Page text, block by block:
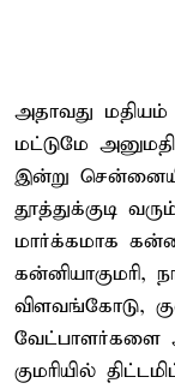
அதாவது
மட்டுமே
இன்று
தூத்துக்குடி
மார்க்கமாக
கன்னியாகுமரி,
விளவங்கோடு,
வேட்பாளர்களை
குமரியில்